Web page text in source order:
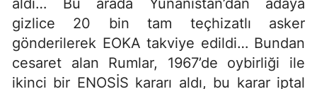
aldı… Bu arada Yunanistan’dan adaya
gizlice 20 bin tam teçhizatlı asker
gönderilerek EOKA takviye edildi… Bundan
cesaret alan Rumlar, 1967’de oybirliği ile
ikinci bir ENOSİS kararı aldı, bu karar iptal